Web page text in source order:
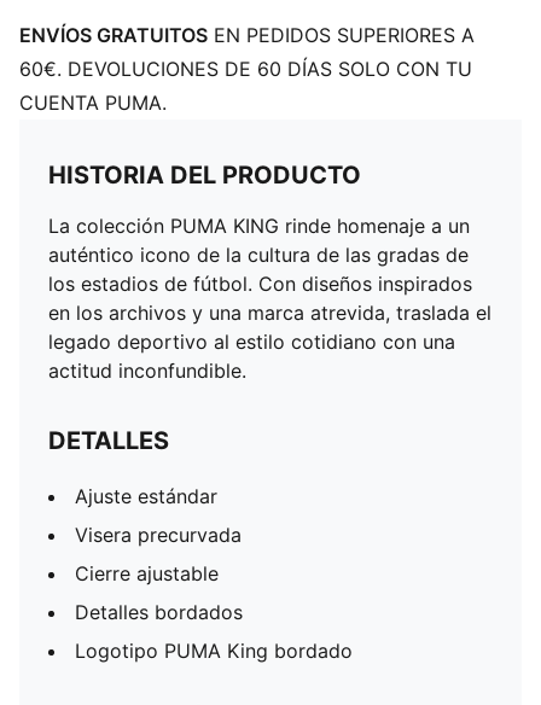
ENVÍOS GRATUITOS EN PEDIDOS SUPERIORES A
60€. DEVOLUCIONES DE 60 DÍAS SOLO CON TU
CUENTA PUMA.
HISTORIA DEL PRODUCTO
La colección PUMA KING rinde homenaje a un
auténtico icono de la cultura de las gradas de
los estadios de fútbol. Con diseños inspirados
en los archivos y una marca atrevida, traslada el
legado deportivo al estilo cotidiano con una
actitud inconfundible.
DETALLES
Ajuste estándar
Visera precurvada
Cierre ajustable
Detalles bordados
Logotipo PUMA King bordado